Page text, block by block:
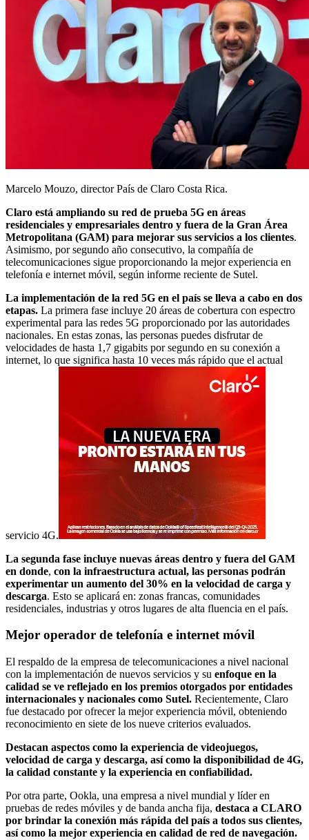
Marcelo Mouzo, director País de Claro Costa Rica.
Claro está ampliando su red de prueba 5G en áreas
residenciales y empresariales dentro y fuera de la Gran Área
Metropolitana (GAM) para mejorar sus servicios a los clientes.
Asimismo, por segundo año consecutivo, la compañía de
telecomunicaciones sigue proporcionando la mejor experiencia en
telefonía e internet móvil, según informe reciente de Sutel.
La implementación de la red 5G en el país se lleva a cabo en dos
etapas. La primera fase incluye 20 áreas de cobertura con espectro
experimental para las redes 5G proporcionado por las autoridades
nacionales. En estas zonas, las personas puedes disfrutar de
velocidades de hasta 1,7 gigabits por segundo en su conexión a
internet, lo que significa hasta 10 veces más rápido que el actual
servicio 4G.
La segunda fase incluye nuevas áreas dentro y fuera del GAM
en donde, con la infraestructura actual, las personas podrán
experimentar un aumento del 30% en la velocidad de carga y
descarga. Esto se aplicará en: zonas francas, comunidades
residenciales, industrias y otros lugares de alta fluencia en el país.
Mejor operador de telefonía e internet móvil
El respaldo de la empresa de telecomunicaciones a nivel nacional
con la implementación de nuevos servicios y su enfoque en la
calidad se ve reflejado en los premios otorgados por entidades
internacionales y nacionales como Sutel. Recientemente, Claro
fue destacado por ofrecer la mejor experiencia móvil, obteniendo
reconocimiento en siete de los nueve criterios evaluados.
Destacan aspectos como la experiencia de videojuegos,
velocidad de carga y descarga, así como la disponibilidad de 4G,
la calidad constante y la experiencia en confiabilidad.
Por otra parte, Ookla, una empresa a nivel mundial y líder en
pruebas de redes móviles y de banda ancha fija, destaca a CLARO
por brindar la conexión más rápida del país a todos sus clientes,
así como la mejor experiencia en calidad de red de navegación.